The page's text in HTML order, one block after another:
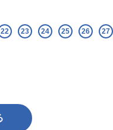
22 23 24 25 26 27